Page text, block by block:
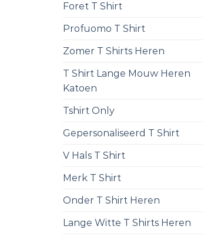
Foret T Shirt
Profuomo T Shirt
Zomer T Shirts Heren
T Shirt Lange Mouw Heren
Katoen
Tshirt Only
Gepersonaliseerd T Shirt
V Hals T Shirt
Merk T Shirt
Onder T Shirt Heren
Lange Witte T Shirts Heren